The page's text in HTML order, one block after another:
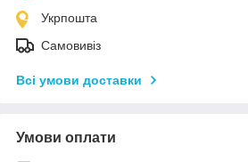
Укрпошта
Самовивіз
Всі умови доставки
Умови оплати